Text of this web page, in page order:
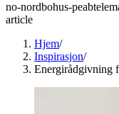
no-nordbohus-
article
Hjem/
Inspirasjon/
Energirådgivning